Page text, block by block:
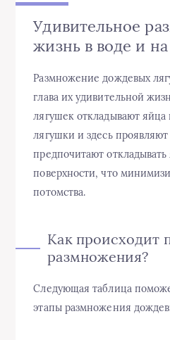
Удивительное
жизнь в воде и
Размножение дождевых
глава их удивительной
лягушек откладывают
лягушки и здесь
предпочитают
поверхности, что
потомства.
Как происходит
размножения?
Следующая таблица
этапы размножения